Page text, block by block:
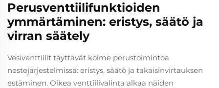
Perusventtiilifunktioiden
ymmärtäminen: eristys, säätö ja
virran säätely
Vesiventtiilit täyttävät kolme perustoimintoa
nestejärjestelmissä: eristys, säätö ja takaisinvirtauksen
estäminen. Oikea venttiilivalinta alkaa näiden